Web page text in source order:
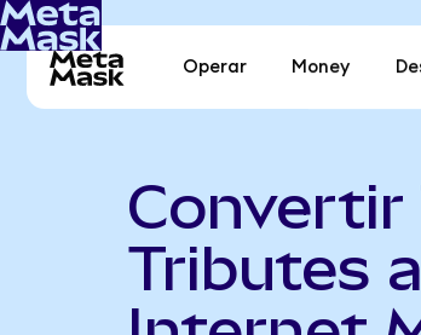
Operar Money
Convertir
Tributes